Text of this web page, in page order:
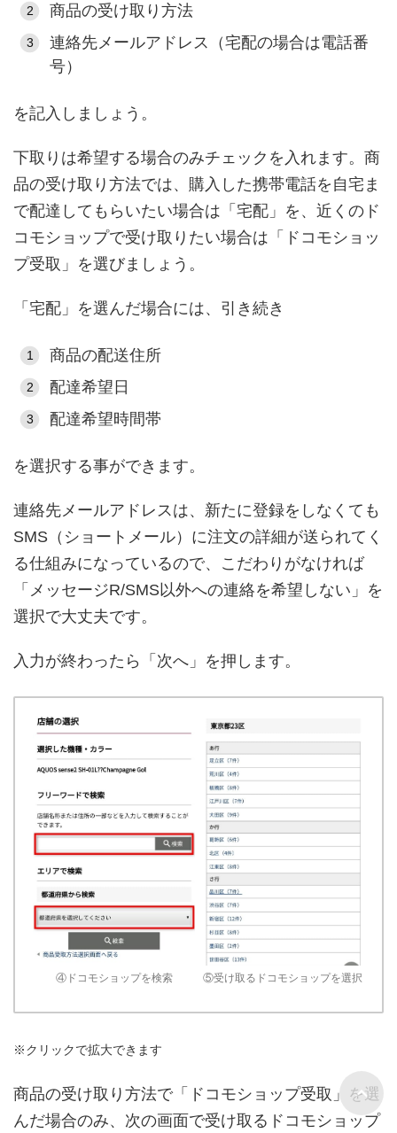
商品の受け取り方法
連絡先メールアドレス（宅配の場合は電話番
号）
を記入しましょう。
下取りは希望する場合のみチェックを入れます。商
品の受け取り方法では、購入した携帯電話を自宅ま
で配達してもらいたい場合は「宅配」を、近くのド
コモショップで受け取りたい場合は「ドコモショッ
プ受取」を選びましょう。
「宅配」を選んだ場合には、引き続き
商品の配送住所
配達希望日
配達希望時間帯
を選択する事ができます。
連絡先メールアドレスは、新たに登録をしなくても
SMS（ショートメール）に注文の詳細が送られてく
る仕組みになっているので、こだわりがなければ
「メッセージR/SMS以外への連絡を希望しない」を
選択で大丈夫です。
入力が終わったら「次へ」を押します。
④ドコモショップを検索 ⑤受け取るドコモショップを選択
※クリックで拡大できます
商品の受け取り方法で「ドコモショップ受取」を選
んだ場合のみ、次の画面で受け取るドコモショップ